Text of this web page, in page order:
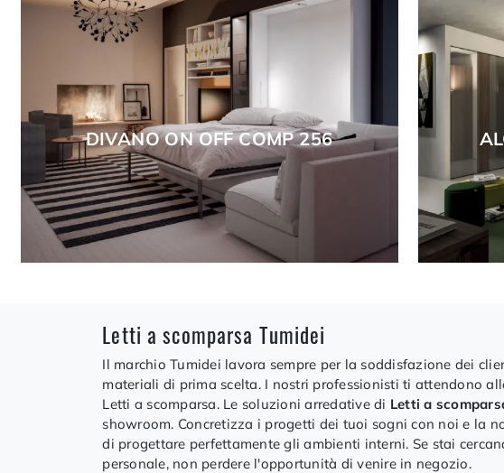
DIVANO ON OFF COMP 256
Letti a scomparsa Tumidei
Il marchio Tumidei lavora sempre per la soddisfazione dei
materiali di prima scelta. I nostri professionisti ti attendono
Letti a scomparsa. Le soluzioni arredative di Letti a
showroom. Concretizza i progetti dei tuoi sogni con noi e la
di progettare perfettamente gli ambienti interni. Se stai
personale, non perdere l'opportunità di venire in negozio.